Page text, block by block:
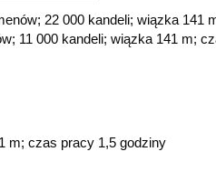
22 000 kandeli; wiązka 141
11 000 kandeli; wiązka 141 m;
m; czas pracy 1,5 godziny